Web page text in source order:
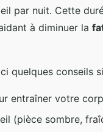
par nuit. Cette
à diminuer la
quelques conseils
entraîner votre
(pièce sombre,